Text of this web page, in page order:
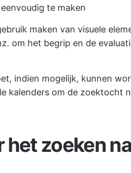
te maken
maken van visuele
om het begrip en de
indien mogelijk, kunnen
kalenders om de zoektocht
het zoeken